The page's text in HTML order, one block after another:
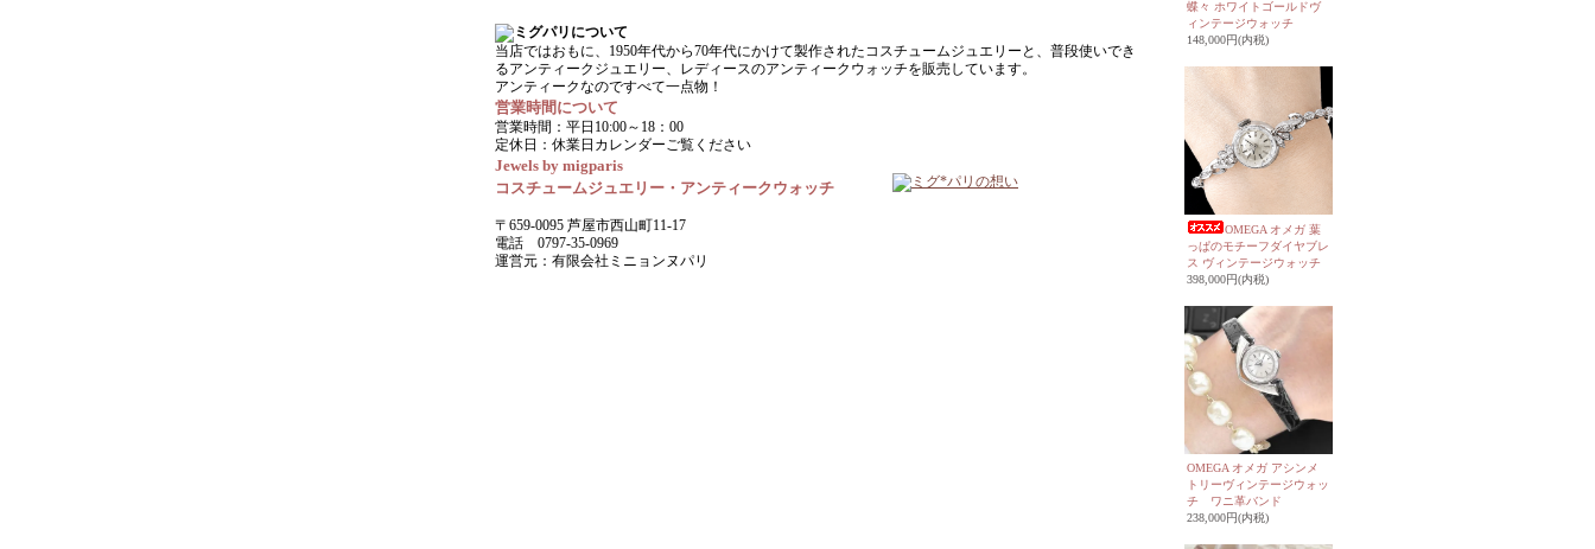
当店ではおもに、1950年代から70年代にかけて製作されたコスチュームジュエリーと、普段使いでき
るアンティークジュエリー、レディースのアンティークウォッチを販売しています。
アンティークなのですべて一点物！
営業時間について
営業時間：平日10:00～18：00
定休日：休業日カレンダーご覧ください
Jewels by migparis
コスチュームジュエリー・アンティークウォッチ
〒659-0095 芦屋市西山町11-17
電話 0797-35-0969
運営元：有限会社ミニョンヌパリ
蝶々 ホワイトゴールドヴ
ィンテージウォッチ
148,000円(内税)
OMEGA オメガ 葉
っぱのモチーフダイヤブレ
ス ヴィンテージウォッチ
398,000円(内税)
OMEGA オメガ アシンメ
トリーヴィンテージウォッ
チ ワニ革バンド
238,000円(内税)